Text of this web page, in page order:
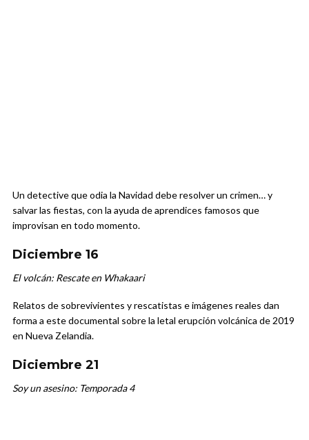
Un detective que odia la Navidad debe resolver un crimen… y
salvar las fiestas, con la ayuda de aprendices famosos que
improvisan en todo momento.
Diciembre 16
El volcán: Rescate en Whakaari
Relatos de sobrevivientes y rescatistas e imágenes reales dan
forma a este documental sobre la letal erupción volcánica de 2019
en Nueva Zelandia.
Diciembre 21
Soy un asesino: Temporada 4